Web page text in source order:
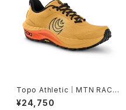
Topo Athletic｜MTN RACE
R 4 Mango/Black
¥24,750